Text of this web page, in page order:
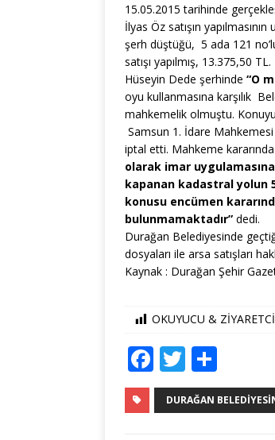
15.05.2015 tarihinde
İlyas Öz satışın
şerh düştüğü, 5 ada 121
satışı yapılmış, 13.375,50
Hüseyin Dede şerhinde “O
oyu kullanmasına karşılık
mahkemelik olmuştu.
Samsun 1. İdare Mahkemesi
iptal etti. Mahkeme
olarak imar
kapanan kadastral yolun
konusu encümen
bulunmamaktadır” dedi.
Durağan Belediyesinde
dosyaları ile arsa satışları
Kaynak : Durağan Şehir
OKUYUCU &
F
a
c
T
w
it
h
ar
DURAĞAN